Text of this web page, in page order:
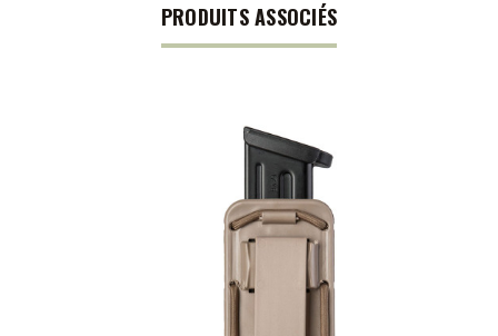
PRODUITS ASSOCIÉS